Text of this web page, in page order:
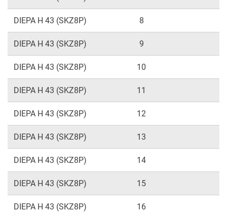
DIEPA H 43 (SKZ8P) 8
DIEPA H 43 (SKZ8P) 9
DIEPA H 43 (SKZ8P) 10
DIEPA H 43 (SKZ8P) 11
DIEPA H 43 (SKZ8P) 12
DIEPA H 43 (SKZ8P) 13
DIEPA H 43 (SKZ8P) 14
DIEPA H 43 (SKZ8P) 15
DIEPA H 43 (SKZ8P) 16